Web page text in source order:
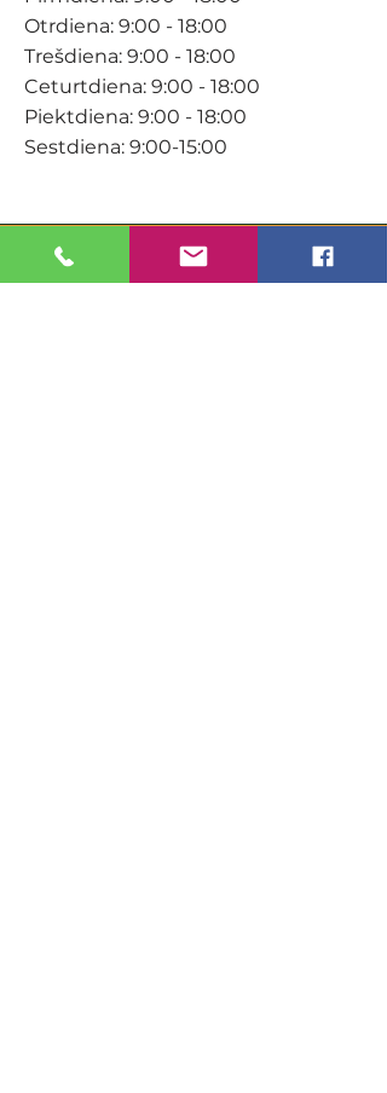
Otrdiena: 9:00 - 18:00
Trešdiena: 9:00 - 18:00
Ceturtdiena: 9:00 - 18:00
Piektdiena: 9:00 - 18:00
Sestdiena: 9:00-15:00
KONTAKTI